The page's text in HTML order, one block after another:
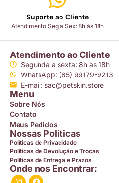
Suporte ao Cliente
Atendimento Seg a Sex: 8h às 18h
Atendimento ao Cliente
Segunda a sexta: 8h às 18h
WhatsApp: (85) 99179-9213
E-mail: sac@petskin.store
Menu
Sobre Nós
Contato
Meus Pedidos
Nossas Políticas
Políticas de Privacidade
Políticas de Devolução e Trocas
Políticas de Entrega e Prazos
Onde nos Encontrar: